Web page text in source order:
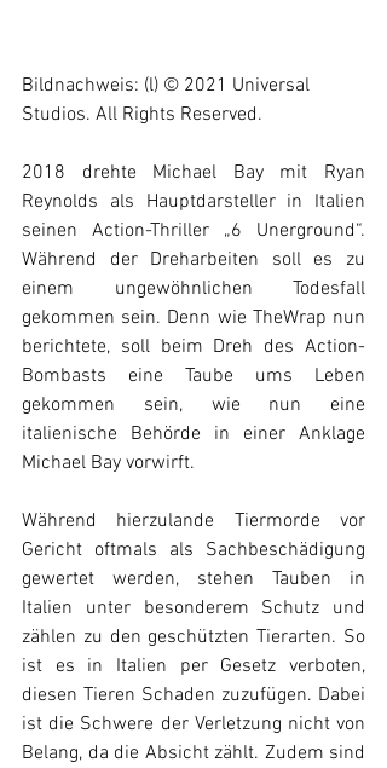
Bildnachweis: (l) © 2021 Universal
Studios. All Rights Reserved.
2018 drehte Michael Bay mit Ryan
Reynolds als Hauptdarsteller in Italien
seinen Action-Thriller „6 Unerground“.
Während der Dreharbeiten soll es zu
einem ungewöhnlichen Todesfall
gekommen sein. Denn wie TheWrap nun
berichtete, soll beim Dreh des Action-
Bombasts eine Taube ums Leben
gekommen sein, wie nun eine
italienische Behörde in einer Anklage
Michael Bay vorwirft.
Während hierzulande Tiermorde vor
Gericht oftmals als Sachbeschädigung
gewertet werden, stehen Tauben in
Italien unter besonderem Schutz und
zählen zu den geschützten Tierarten. So
ist es in Italien per Gesetz verboten,
diesen Tieren Schaden zuzufügen. Dabei
ist die Schwere der Verletzung nicht von
Belang, da die Absicht zählt. Zudem sind